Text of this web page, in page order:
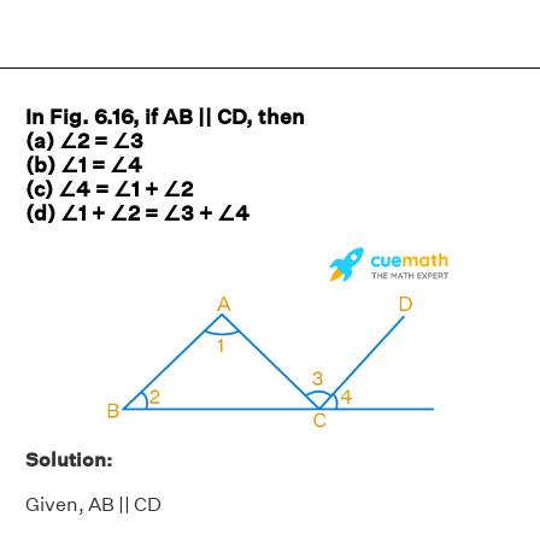
In Fig. 6.16, if AB || CD, then
(a) ∠2 = ∠3
(b) ∠1 = ∠4
(c) ∠4 = ∠1 + ∠2
(d) ∠1 + ∠2 = ∠3 + ∠4
Solution:
Given, AB || CD